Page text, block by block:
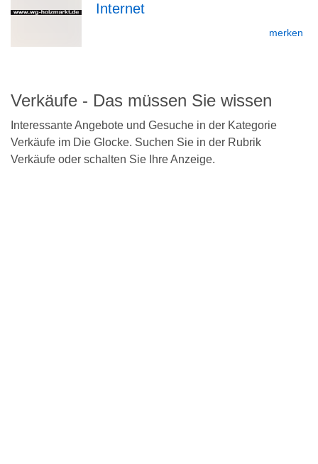
zur
Internet
merken
Verkäufe - Das müssen Sie wissen
Interessante Angebote und Gesuche in der Kategorie
Verkäufe im Die Glocke. Suchen Sie in der Rubrik
Verkäufe oder schalten Sie Ihre Anzeige.